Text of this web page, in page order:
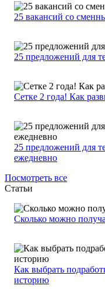
25 вакансий со
25 предложений для
Сетке 2 года! Как
25 предложений для
ежедневно
Посмотреть все
Статьи
Сколько можно
Как выбрать
историю